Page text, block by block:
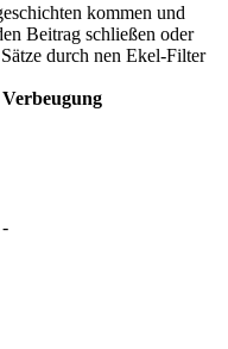
kommen und
Beitrag schließen oder
durch nen Ekel-Filter